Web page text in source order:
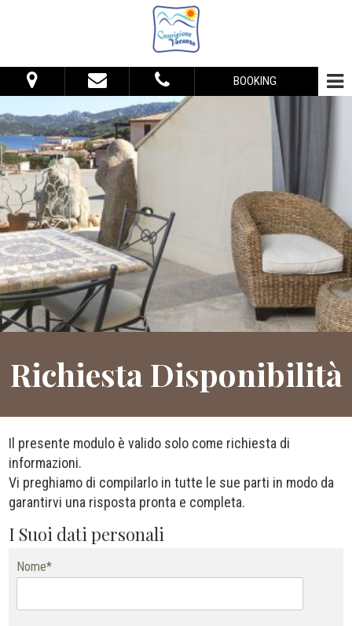
BOOKING
Dal: Al:
Sistemazione
Adulti: Bambini:
Verifica disponibilità
Richiedi preventivo
Richiesta Disponibilità
Il presente modulo è valido solo come richiesta di
informazioni.
Vi preghiamo di compilarlo in tutte le sue parti in modo da
garantirvi una risposta pronta e completa.
I Suoi dati personali
Nome*